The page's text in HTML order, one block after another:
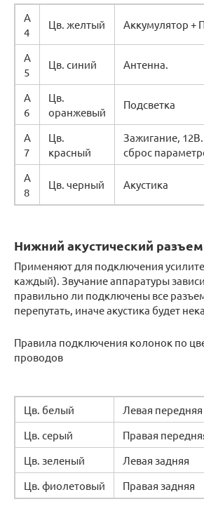
А
4
Цв. желтый Аккумулятор +
А
5
Цв. синий Антенна.
А
6
Цв.
оранжевый
Подсветка
А
7
Цв.
красный
Зажигание,
сброс
А
8
Цв. черный Акустика
Нижний акустический
Применяют для подключения
каждый). Звучание аппаратуры
правильно ли подключены все
перепутать, иначе акустика будет
Правила подключения колонок по
проводов
Цв. белый
Левая передняя
Цв. серый
Правая
Цв. зеленый
Левая задняя
Цв. фиолетовый
Правая задняя